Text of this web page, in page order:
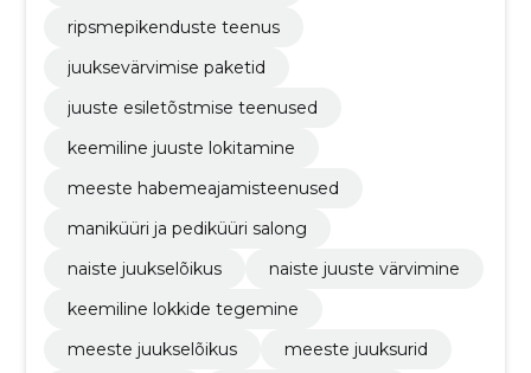
ripsmepikenduste teenus
juuksevärvimise paketid
juuste esiletõstmise teenused
keemiline juuste lokitamine
meeste habemeajamisteenused
maniküüri ja pediküüri salong
naiste juukselõikus
naiste juuste värvimine
keemiline lokkide tegemine
meeste juukselõikus
meeste juuksurid